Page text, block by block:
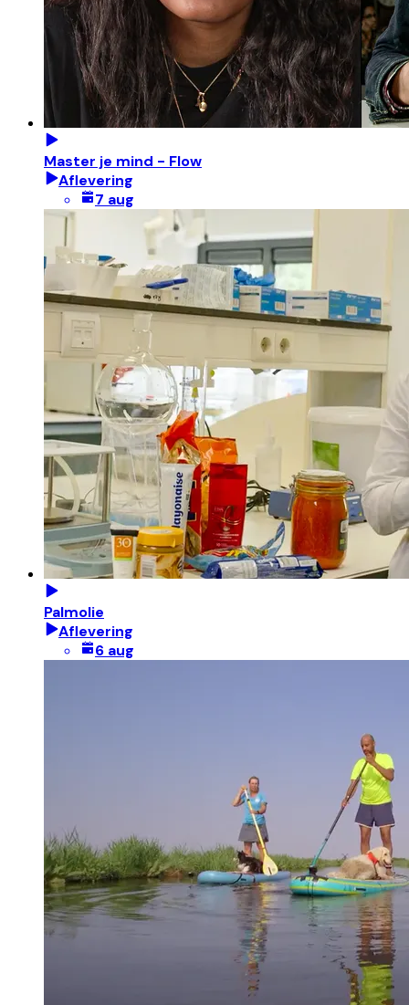
Master je mind - Flow
Aflevering
7 aug
Palmolie
Aflevering
6 aug